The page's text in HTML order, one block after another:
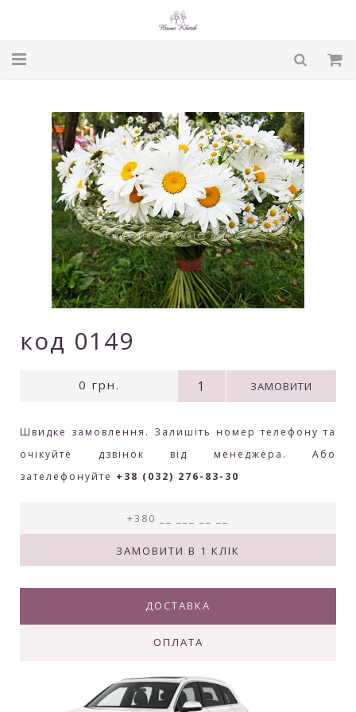
Магазин
Про нас
Умови доставки
Контакти
код 0149
0 грн. ЗАМОВИТИ
Швидке замовлення. Залишіть номер телефону та
очікуйте дзвінок від менеджера. Або
зателефонуйте +38 (032) 276-83-30
ДОСТАВКА
ОПЛАТА